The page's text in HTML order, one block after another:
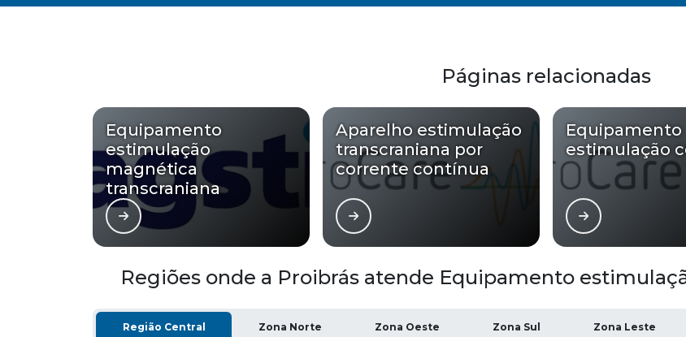
Páginas relacionadas
Equipamento
estimulação
magnética
transcraniana
Aparelho estimulação
transcraniana por
corrente contínua
Equipamento
estimulação
Regiões onde a Proibrás atende Equipamento
Região Central Zona Norte Zona Oeste Zona Sul Zona Leste